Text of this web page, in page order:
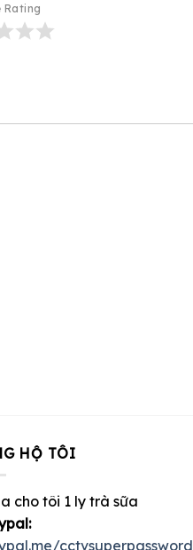
Rating
HỘ TÔI
cho tôi 1 ly trà sữa
cctvsuperpassword